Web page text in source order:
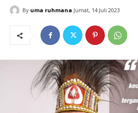
By uma ruhmana Jumat, 14 Juli 2023